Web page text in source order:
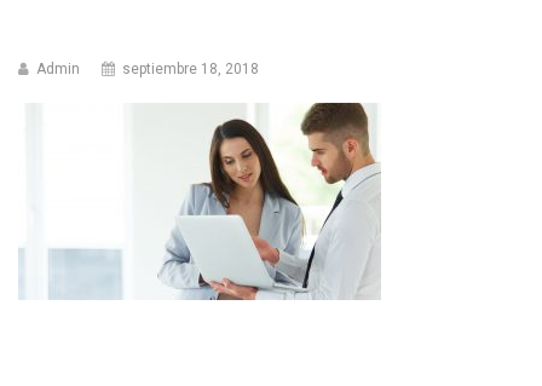
Admin septiembre 18, 2018